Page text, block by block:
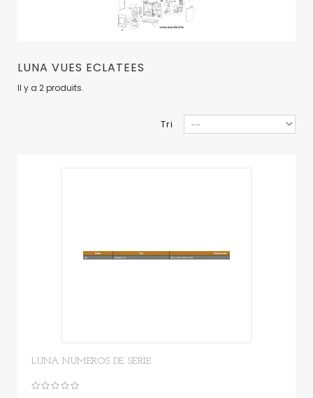
LUNA VUES ECLATEES
Il y a 2 produits.
Tri
LUNA NUMEROS DE SERIE